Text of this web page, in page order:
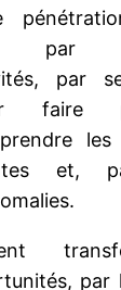
par
faire
les
et,
par